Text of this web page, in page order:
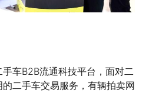
手车B2B流通科技平台，面对二
二手车交易服务，有辆拍卖网